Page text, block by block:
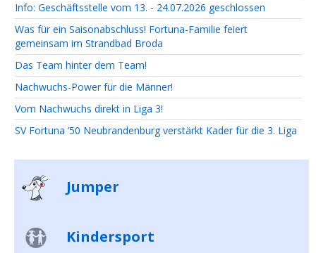
Info: Geschäftsstelle vom 13. - 24.07.2026 geschlossen
Was für ein Saisonabschluss! Fortuna-Familie feiert
gemeinsam im Strandbad Broda
Das Team hinter dem Team!
Nachwuchs-Power für die Männer!
Vom Nachwuchs direkt in Liga 3!
SV Fortuna ’50 Neubrandenburg verstärkt Kader für die 3. Liga
Jumper
Kindersport